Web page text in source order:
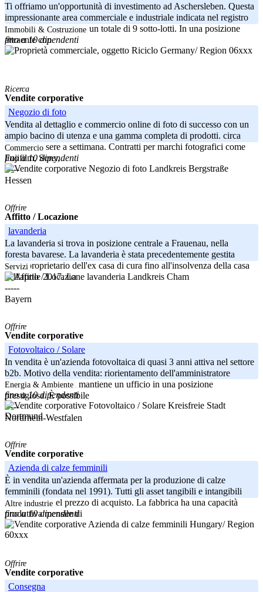
Ti offriamo un'opportunità di investimento ad Aschersleben. Questa
impressionante area commerciale e industriale indicata nel registro
fondiario si estende su un totale di 9 sotto-lotti. In una posizione
attraente con
Immobili & Costruzione
fino a 10 dipendenti
Germany/ Region 06xxx
Ricerca
Vendite corporative
Negozio di foto
Vendita al dettaglio e commercio online di foto di successo con un
ampio bacino di utenza e una gamma completa di prodotti. circa
120 fototessere a settimana. Contratti per marchi fotografici come
Fujifilm, Sony,
-----
Hessen
Commercio
fino a 10 dipendenti
Landkreis Bergstraße
Offrire
Affitto / Locazione
lavanderia
La lavanderia si trova in posizione centrale a Frauenau, nella
foresta bavarese. La lavanderia è stata precedentemente gestita
come proprietario dell'ex casa di cura fino all'insolvenza della casa
nell'aprile 2017. La
-----
Bayern
Servizi
Landkreis Cham
Offrire
Vendite corporative
Fotovoltaico / Solare
In vendita è un'azienda fotovoltaica di quasi 3 anni attiva nel settore
b2b. Motivo della vendita: riorientamento dell'amministratore
delegato. L'azienda mantiene un ufficio in una posizione
prestigiosa. È possibile
-----
Nordrhein-Westfalen
Energia & Ambiente
fino a 10 dipendenti
Kreisfreie Stadt
Dortmund
Offrire
Vendite corporative
Azienda di calze femminili
È in vendita un'azienda affermata per la produzione di calze
femminili (fondata nel 1991). Tutti gli asset tangibili e intangibili
sono inclusi nel prezzo di acquisto. La fabbrica ha una capacità
produttiva mensile di
Altre industrie
fino a 10 dipendenti
Hungary/ Region
60xxx
Offrire
Vendite corporative
Consegna